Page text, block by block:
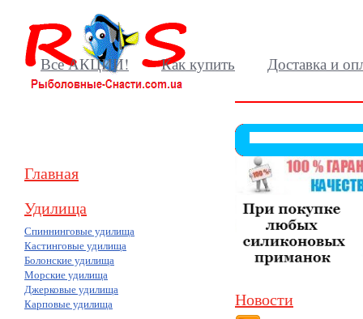
Все АКЦИИ! Как купить Доставка и
Главная
Удилища
Спиннинговые удилища
Кастинговые удилища
Болонские удилища
Морские удилища
Джерковые удилища
Карповые удилища
Новости